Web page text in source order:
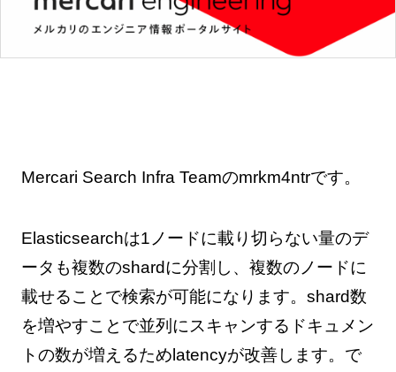
Mercari Search Infra Teamのmrkm4ntrです。
Elasticsearchは1ノードに載り切らない量のデ
ータも複数のshardに分割し、複数のノードに
載せることで検索が可能になります。shard数
を増やすことで並列にスキャンするドキュメン
トの数が増えるためlatencyが改善します。で